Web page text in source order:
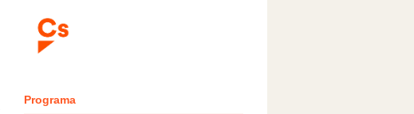
Programa